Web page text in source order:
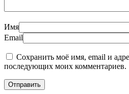
Имя
Email
Сохранить моё имя, email и
последующих моих комментариев.